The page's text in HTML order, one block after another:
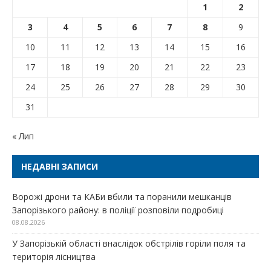
1
2
3
4 5 6 7 8
9
10
11 12 13 14 15
16
17
18 19 20 21 22
23
24
25 26 27 28 29
30
31
« Лип
НЕДАВНІ ЗАПИСИ
Ворожі дрони та КАБи вбили та поранили мешканців
Запорізького району: в поліції розповіли подробиці
08.08.2026
У Запорізькій області внаслідок обстрілів горіли поля та
територія лісництва